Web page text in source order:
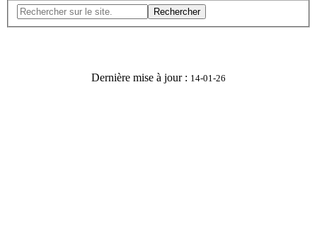
Rechercher
Dernière mise à jour : 14-01-26